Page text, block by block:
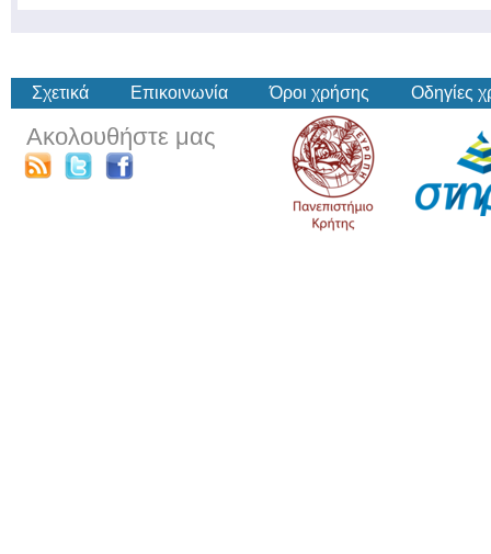
Σχετικά Επικοινωνία Όροι χρήσης Οδηγίες
Ακολουθήστε μας